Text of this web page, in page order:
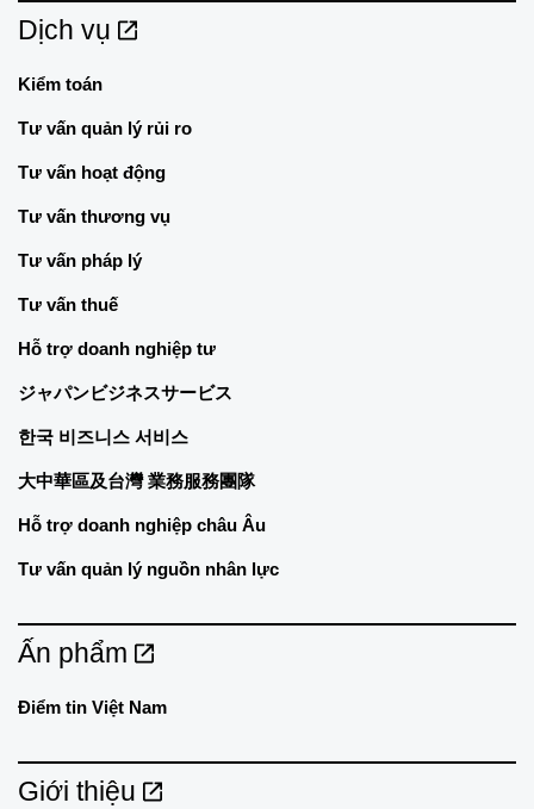
Dịch vụ
Kiểm toán
Tư vấn quản lý rủi ro
Tư vấn hoạt động
Tư vấn thương vụ
Tư vấn pháp lý
Tư vấn thuế
Hỗ trợ doanh nghiệp tư
ジャパンビジネスサービス
한국 비즈니스 서비스
大中華區及台灣 業務服務團隊
Hỗ trợ doanh nghiệp châu Âu
Tư vấn quản lý nguồn nhân lực
Ấn phẩm
Điểm tin Việt Nam
Giới thiệu